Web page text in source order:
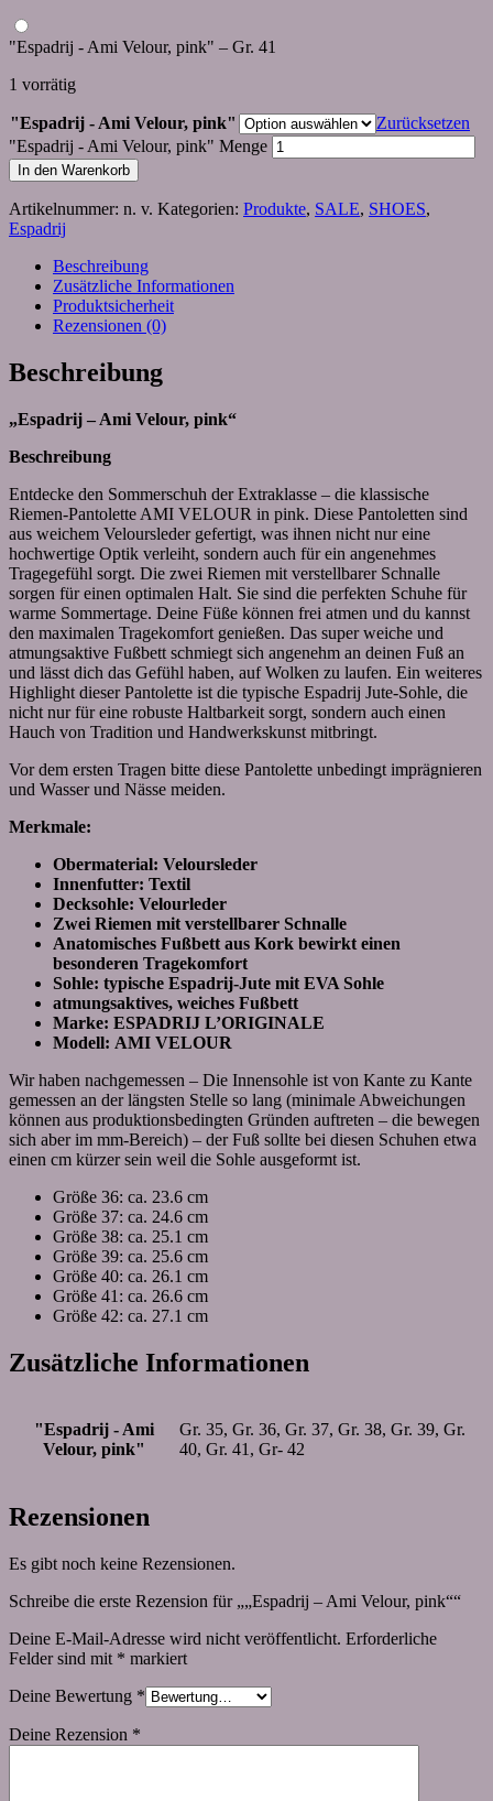
"Espadrij - Ami Velour, pink" – Gr. 41
1 vorrätig
"Espadrij - Ami Velour, pink"
Zurücksetzen
"Espadrij - Ami Velour, pink" Menge
In den Warenkorb
Artikelnummer: n. v. Kategorien: Produkte, SALE, SHOES,
Espadrij
Beschreibung
Zusätzliche Informationen
Produktsicherheit
Rezensionen (0)
Beschreibung
„Espadrij – Ami Velour, pink“
Beschreibung
Entdecke den Sommerschuh der Extraklasse – die klassische
Riemen-Pantolette AMI VELOUR in pink. Diese Pantoletten sind
aus weichem Veloursleder gefertigt, was ihnen nicht nur eine
hochwertige Optik verleiht, sondern auch für ein angenehmes
Tragegefühl sorgt. Die zwei Riemen mit verstellbarer Schnalle
sorgen für einen optimalen Halt. Sie sind die perfekten Schuhe für
warme Sommertage. Deine Füße können frei atmen und du kannst
den maximalen Tragekomfort genießen. Das super weiche und
atmungsaktive Fußbett schmiegt sich angenehm an deinen Fuß an
und lässt dich das Gefühl haben, auf Wolken zu laufen. Ein weiteres
Highlight dieser Pantolette ist die typische Espadrij Jute-Sohle, die
nicht nur für eine robuste Haltbarkeit sorgt, sondern auch einen
Hauch von Tradition und Handwerkskunst mitbringt.
Vor dem ersten Tragen bitte diese Pantolette unbedingt imprägnieren
und Wasser und Nässe meiden.
Merkmale:
Obermaterial: Veloursleder
Innenfutter: Textil
Decksohle: Velourleder
Zwei Riemen mit verstellbarer Schnalle
Anatomisches Fußbett aus Kork bewirkt einen
besonderen Tragekomfort
Sohle: typische Espadrij-Jute mit EVA Sohle
atmungsaktives, weiches Fußbett
Marke: ESPADRIJ L’ORIGINALE
Modell: AMI VELOUR
Wir haben nachgemessen – Die Innensohle ist von Kante zu Kante
gemessen an der längsten Stelle so lang (minimale Abweichungen
können aus produktionsbedingten Gründen auftreten – die bewegen
sich aber im mm-Bereich) – der Fuß sollte bei diesen Schuhen etwa
einen cm kürzer sein weil die Sohle ausgeformt ist.
Größe 36: ca. 23.6 cm
Größe 37: ca. 24.6 cm
Größe 38: ca. 25.1 cm
Größe 39: ca. 25.6 cm
Größe 40: ca. 26.1 cm
Größe 41: ca. 26.6 cm
Größe 42: ca. 27.1 cm
Zusätzliche Informationen
"Espadrij - Ami
Velour, pink"
Gr. 35, Gr. 36, Gr. 37, Gr. 38, Gr. 39, Gr.
40, Gr. 41, Gr- 42
Rezensionen
Es gibt noch keine Rezensionen.
Schreibe die erste Rezension für „„Espadrij – Ami Velour, pink““
Deine E-Mail-Adresse wird nicht veröffentlicht. Erforderliche
Felder sind mit * markiert
Deine Bewertung *
Deine Rezension *